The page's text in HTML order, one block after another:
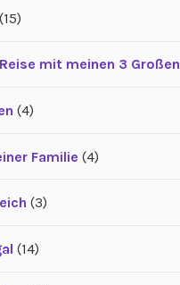
(15)
mit meinen 3 Großen
(4)
Familie (4)
(3)
(14)